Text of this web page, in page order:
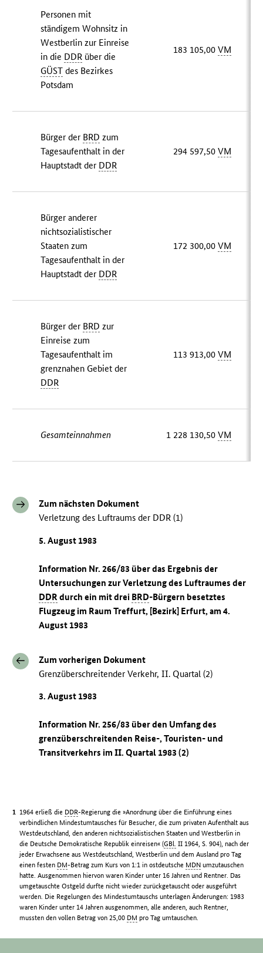
Personen mit
ständigem Wohnsitz in
Westberlin zur Einreise
in die DDR über die
GÜST des Bezirkes
Potsdam
183 105,00VM
Bürger der BRD zum
Tagesaufenthalt in der
Hauptstadt der DDR
294 597,50VM
Bürger anderer
nichtsozialistischer
Staaten zum
Tagesaufenthalt in der
Hauptstadt der DDR
172 300,00VM
Bürger der BRD zur
Einreise zum
Tagesaufenthalt im
grenznahen Gebiet der
DDR
113 913,00VM
Gesamteinnahmen 1 228 130,50VM
Zum nächsten Dokument
Verletzung des Luftraums der DDR (1)
5. August 1983
Information Nr. 266/83 über das Ergebnis der
Untersuchungen zur Verletzung des Luftraumes der
DDR durch ein mit drei BRD-Bürgern besetztes
Flugzeug im Raum Treffurt, [Bezirk] Erfurt, am 4.
August 1983
Zum vorherigen Dokument
Grenzüberschreitender Verkehr, II. Quartal (2)
3. August 1983
Information Nr. 256/83 über den Umfang des
grenzüberschreitenden Reise-, Touristen- und
Transitverkehrs im II. Quartal 1983 (2)
1964 erließ die DDR-Regierung die »Anordnung über die Einführung eines
verbindlichen Mindestumtausches für Besucher, die zum privaten Aufenthalt aus
Westdeutschland, den anderen nichtsozialistischen Staaten und Westberlin in
die Deutsche Demokratische Republik einreisen« (GBl. II 1964, S. 904), nach der
jeder Erwachsene aus Westdeutschland, Westberlin und dem Ausland pro Tag
einen festen DM-Betrag zum Kurs von 1:1 in ostdeutsche MDN umzutauschen
hatte. Ausgenommen hiervon waren Kinder unter 16 Jahren und Rentner. Das
umgetauschte Ostgeld durfte nicht wieder zurückgetauscht oder ausgeführt
werden. Die Regelungen des Mindestumtauschs unterlagen Änderungen: 1983
waren Kinder unter 14 Jahren ausgenommen, alle anderen, auch Rentner,
mussten den vollen Betrag von 25,00 DM pro Tag umtauschen.